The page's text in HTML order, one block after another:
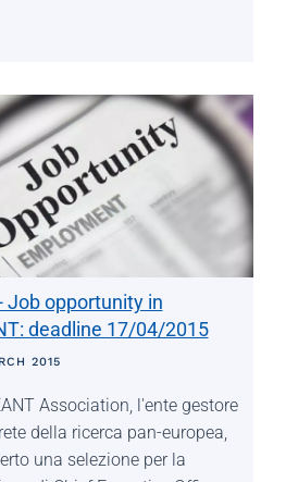
Job opportunity in
deadline 17/04/2015
2015
Association, l'ente gestore
della ricerca pan-europea,
una selezione per la